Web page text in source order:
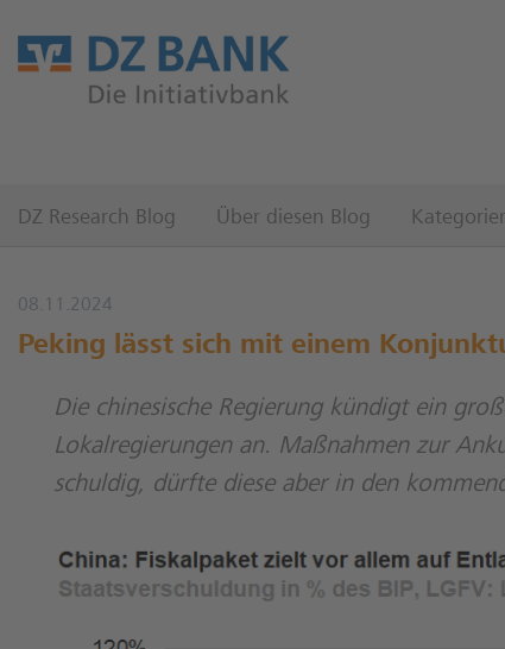
DZ Research Blog Über diesen Blog
08.11.2024
Peking lässt sich mit einem
Die chinesische Regierung kündigt ein
Lokalregierungen an. Maßnahmen zur
schuldig, dürfte diese aber in den